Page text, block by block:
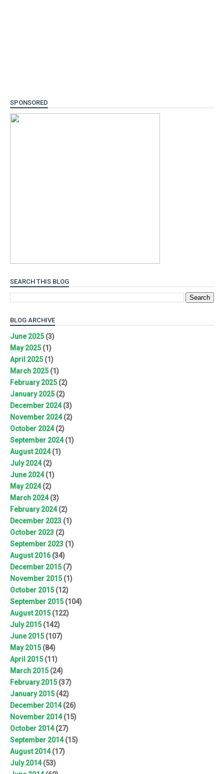
SPONSORED
SEARCH THIS BLOG
BLOG ARCHIVE
June 2025(3)
May 2025(1)
April 2025(1)
March 2025(1)
February 2025(2)
January 2025(2)
December 2024(3)
November 2024(2)
October 2024(2)
September 2024(1)
August 2024(1)
July 2024(2)
June 2024(1)
May 2024(2)
March 2024(3)
February 2024(2)
December 2023 (1)
October 2023 (2)
September 2023 (1)
August 2016(34)
December 2015(7)
November 2015(1)
October 2015(12)
September 2015(104)
August 2015(122)
July 2015(142)
June 2015(107)
May 2015(84)
April 2015(11)
March 2015(24)
February 2015(37)
January 2015(42)
December 2014(26)
November 2014(15)
October 2014(27)
September 2014(15)
August 2014(17)
July 2014(53)